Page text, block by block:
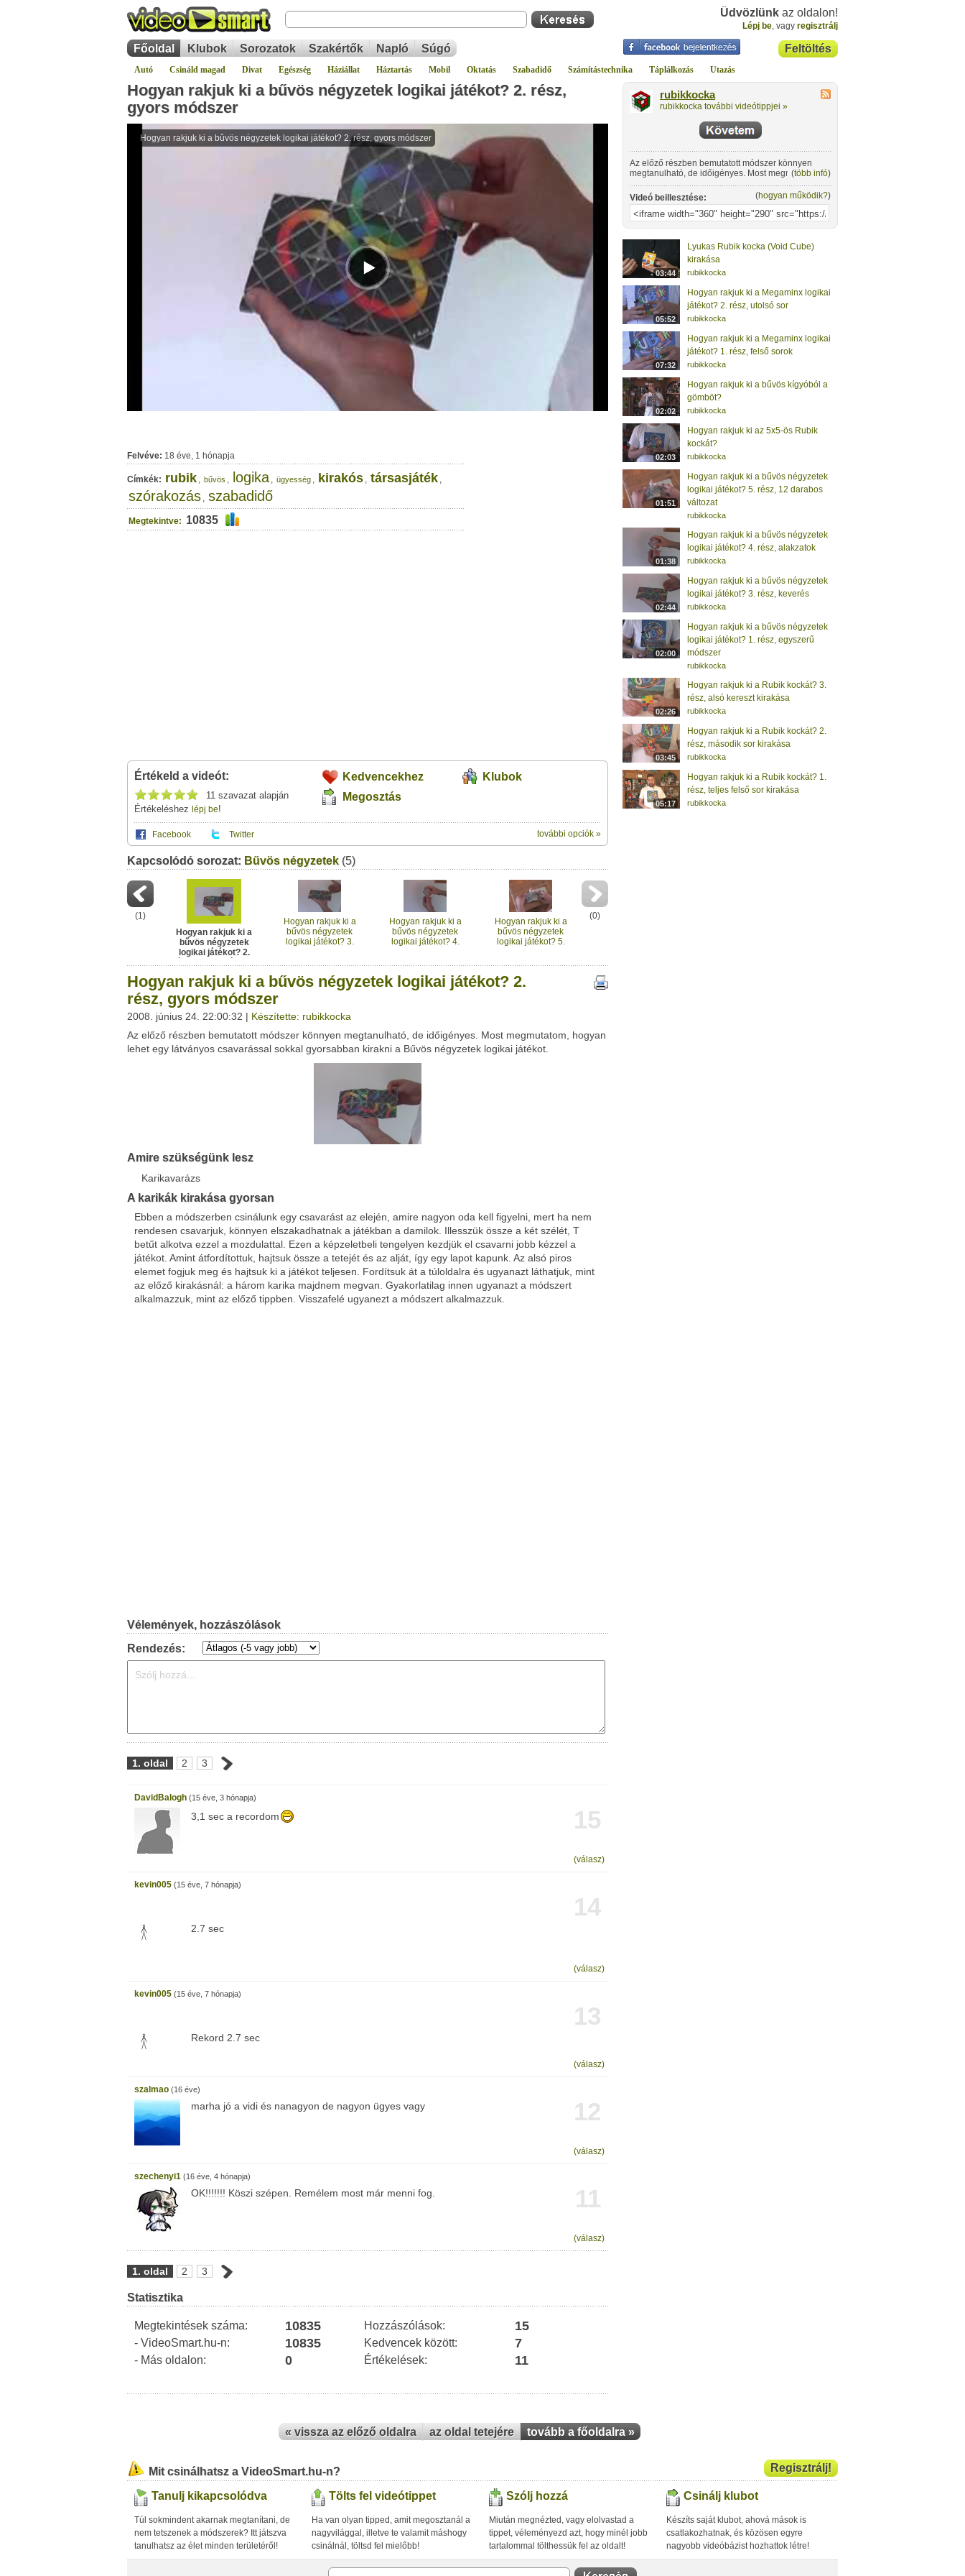
Üdvözlünk az oldalon!
Lépj be, vagy regisztrálj
Feltöltés
Főoldal Klubok Sorozatok Szakértők Napló Súgó
Autó Csináld magad Divat Egészség Háziállat Háztartás Mobil Oktatás Szabadidő Számítástechnika Táplálkozás Utazás
Hogyan rakjuk ki a bűvös négyzetek logikai játékot? 2. rész,
gyors módszer
Felvéve: 18 éve, 1 hónapja
Címkék: rubik , bűvös , logika , ügyesség , kirakós , társasjáték ,
szórakozás , szabadidő
Megtekintve: 10835
Értékeld a videót:
11 szavazat alapján
Értékeléshez lépj be!
Kedvencekhez
Klubok
Megosztás
Facebook Twitter további opciók »
A(z) "Hogyan rakjuk ki a bűvös négyzetek logikai játékot? 2. rész, gyors módszer" című videótipp
megosztásához használhatod a saját leveleződet,vagyezt a felületet:
Neved:
E-mail címed:
Címzett e-mail címe:
Üzenet (opcionális):
Facebook Twitter
Del.icio.us
Live
Ez a videótipp a következő klub(ok)ba tartozik:
Rubik kocka Rajongói Klub
Ha van egy kis időd,nézz szét meglévő klubjaink között
Kapcsolódó sorozat: Bűvös négyzetek (5)
(1)
Hogyan rakjuk ki a
bűvös négyzetek
logikai játékot? 2.
Hogyan rakjuk ki a
bűvös négyzetek
logikai játékot? 3.
Hogyan rakjuk ki a
bűvös négyzetek
logikai játékot? 4.
Hogyan rakjuk ki a
bűvös négyzetek
logikai játékot? 5.
(0)
Hogyan rakjuk ki a bűvös négyzetek logikai játékot? 2.
rész, gyors módszer
2008. június 24. 22:00:32 | Készítette: rubikkocka
Az előző részben bemutatott módszer könnyen megtanulható, de időigényes. Most megmutatom, hogyan
lehet egy látványos csavarással sokkal gyorsabban kirakni a Bűvös négyzetek logikai játékot.
Amire szükségünk lesz
Karikavarázs
A karikák kirakása gyorsan
Ebben a módszerben csinálunk egy csavarást az elején, amire nagyon oda kell figyelni, mert ha nem
rendesen csavarjuk, könnyen elszakadhatnak a játékban a damilok. Illesszük össze a két szélét, T
betűt alkotva ezzel a mozdulattal. Ezen a képzeletbeli tengelyen kezdjük el csavarni jobb kézzel a
játékot. Amint átfordítottuk, hajtsuk össze a tetejét és az alját, így egy lapot kapunk. Az alsó piros
elemet fogjuk meg és hajtsuk ki a játékot teljesen. Fordítsuk át a túloldalra és ugyanazt láthatjuk, mint
az előző kirakásnál: a három karika majdnem megvan. Gyakorlatilag innen ugyanazt a módszert
alkalmazzuk, mint az előző tippben. Visszafelé ugyanezt a módszert alkalmazzuk.
Vélemények, hozzászólások
Rendezés:
1. oldal 2 3
DavidBalogh (15 éve, 3 hónapja)
15
3,1 sec a recordom
(válasz)
kevin005 (15 éve, 7 hónapja)
14
2.7 sec
(válasz)
kevin005 (15 éve, 7 hónapja)
13
Rekord 2.7 sec
(válasz)
szalmao (16 éve)
12
marha jó a vidi és nanagyon de nagyon ügyes vagy
(válasz)
szechenyi1 (16 éve, 4 hónapja)
11
OK!!!!!!! Köszi szépen. Remélem most már menni fog.
(válasz)
1. oldal 2 3
Statisztika
Megtekintések száma: 10835 Hozzászólások: 15
- VideoSmart.hu-n: 10835 Kedvencek között: 7
- Más oldalon: 0 Értékelések: 11
rubikkocka
rubikkocka további videótippjei »
Az előző részben bemutatott módszer könnyen
megtanulható, de időigényes. Most megmutatom,
hogyan lehet egy látványos csavarással sokkal
gyorsabban kirakni a Bűvös négyzetek logikai
játékot.
(több infó)
Videó beillesztése: (hogyan működik?)
03:44
Lyukas Rubik kocka (Void Cube)
kirakása
rubikkocka
05:52
Hogyan rakjuk ki a Megaminx logikai
játékot? 2. rész, utolsó sor
rubikkocka
07:32
Hogyan rakjuk ki a Megaminx logikai
játékot? 1. rész, felső sorok
rubikkocka
02:02
Hogyan rakjuk ki a bűvös kígyóból a
gömböt?
rubikkocka
02:03
Hogyan rakjuk ki az 5x5-ös Rubik
kockát?
rubikkocka
01:51
Hogyan rakjuk ki a bűvös négyzetek
logikai játékot? 5. rész, 12 darabos
változat
rubikkocka
01:38
Hogyan rakjuk ki a bűvös négyzetek
logikai játékot? 4. rész, alakzatok
rubikkocka
02:44
Hogyan rakjuk ki a bűvös négyzetek
logikai játékot? 3. rész, keverés
rubikkocka
02:00
Hogyan rakjuk ki a bűvös négyzetek
logikai játékot? 1. rész, egyszerű
módszer
rubikkocka
02:26
Hogyan rakjuk ki a Rubik kockát? 3.
rész, alsó kereszt kirakása
rubikkocka
03:45
Hogyan rakjuk ki a Rubik kockát? 2.
rész, második sor kirakása
rubikkocka
05:17
Hogyan rakjuk ki a Rubik kockát? 1.
rész, teljes felső sor kirakása
rubikkocka
« vissza az előző oldalra az oldal tetejére tovább a főoldalra »
Regisztrálj!
Mit csinálhatsz a VideoSmart.hu-n?
Tanulj kikapcsolódva
Túl sokmindent akarnak megtanítani, de
nem tetszenek a módszerek? Itt játszva
tanulhatsz az élet minden területéről!
Tölts fel videótippet
Ha van olyan tipped, amit megosztanál a
nagyvilággal, illetve te valamit máshogy
csinálnál, töltsd fel mielőbb!
Szólj hozzá
Miután megnézted, vagy elolvastad a
tippet, véleményezd azt, hogy minél jobb
tartalommal tölthessük fel az oldalt!
Csinálj klubot
Készíts saját klubot, ahová mások is
csatlakozhatnak, és közösen egyre
nagyobb videóbázist hozhattok létre!